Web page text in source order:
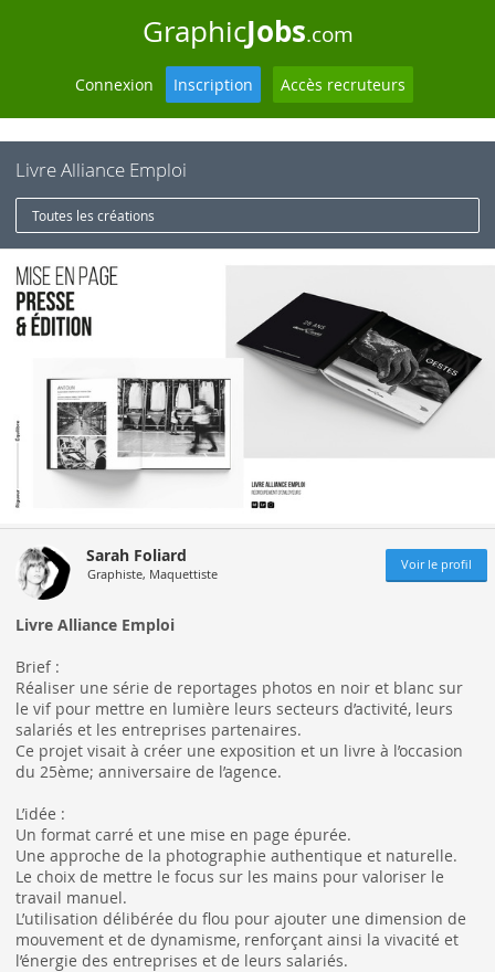
GraphicJobs.com
Connexion Inscription Accès recruteurs
Livre Alliance Emploi
Toutes les créations
Sarah Foliard
Graphiste, Maquettiste
Voir le profil
Livre Alliance Emploi
Brief :
Réaliser une série de reportages photos en noir et blanc sur
le vif pour mettre en lumière leurs secteurs d’activité, leurs
salariés et les entreprises partenaires.
Ce projet visait à créer une exposition et un livre à l’occasion
du 25ème; anniversaire de l’agence.
L’idée :
Un format carré et une mise en page épurée.
Une approche de la photographie authentique et naturelle.
Le choix de mettre le focus sur les mains pour valoriser le
travail manuel.
L’utilisation délibérée du flou pour ajouter une dimension de
mouvement et de dynamisme, renforçant ainsi la vivacité et
l’énergie des entreprises et de leurs salariés.